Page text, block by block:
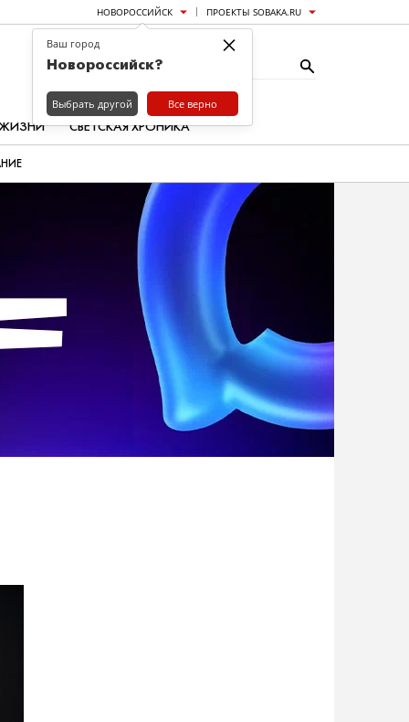
НОВОРОССИЙСК ПРОЕКТЫ SOBAKA.RU
СВЕТСКАЯ ХРОНИКА
×
Ваш город
Новороссийск?
Выбрать другой Все верно